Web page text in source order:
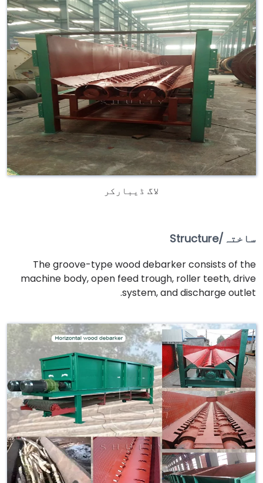
لاگ ڈیبارکر
ساختہ/Structure
The groove-type wood debarker consists of the
machine body, open feed trough, roller teeth, drive
system, and discharge outlet.